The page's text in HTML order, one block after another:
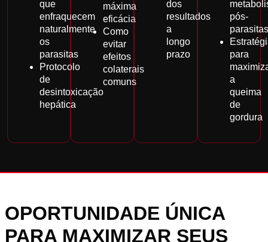
que
enfraquecem
naturalmente
os
parasitas
Protocolo
de
desintoxicação
hepática
máxima
eficácia
Como
evitar
efeitos
colaterais
comuns
dos
resultados
a
longo
prazo
pós-
parasitas
para
a
queima
de
gordura
OPORTUNIDADE ÚNICA
PARA MAXIMIZAR SEUS